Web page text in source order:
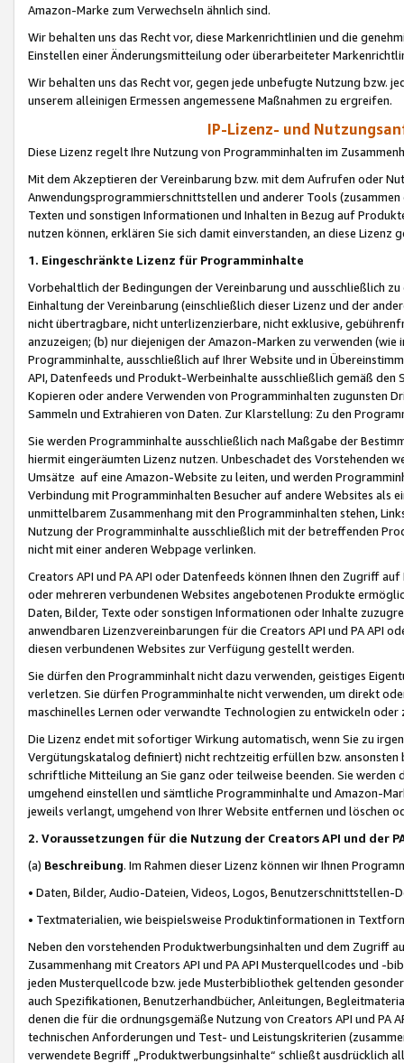
Amazon-Marke zum Verwechseln ähnlich sind.
Wir behalten uns das Recht vor, diese Markenrichtlinien und die
Einstellen einer Änderungsmitteilung oder überarbeiteter
Wir behalten uns das Recht vor, gegen jede unbefugte Nutzung bzw.
unserem alleinigen Ermessen angemessene Maßnahmen zu ergreifen.
IP-Lizenz- und
Diese Lizenz regelt Ihre Nutzung von Programminhalten im
Mit dem Akzeptieren der Vereinbarung bzw. mit dem Aufrufen oder
Anwendungsprogrammierschnittstellen und anderer Tools (zusammen
Texten und sonstigen Informationen und Inhalten in Bezug auf
nutzen können, erklären Sie sich damit einverstanden, an diese Lizenz
1. Eingeschränkte Lizenz für Programminhalte
Vorbehaltlich der Bedingungen der Vereinbarung und ausschließlich
Einhaltung der Vereinbarung (einschließlich dieser Lizenz und der
nicht übertragbare, nicht unterlizenzierbare, nicht exklusive,
anzuzeigen; (b) nur diejenigen der Amazon-Marken zu verwenden
Programminhalte, ausschließlich auf Ihrer Website und in
API, Datenfeeds und Produkt-Werbeinhalte ausschließlich gemäß
Kopieren oder andere Verwenden von Programminhalten zugunsten
Sammeln und Extrahieren von Daten. Zur Klarstellung: Zu den
Sie werden Programminhalte ausschließlich nach Maßgabe der
hiermit eingeräumten Lizenz nutzen. Unbeschadet des Vorstehenden
Umsätze auf eine Amazon-Website zu leiten, und werden
Verbindung mit Programminhalten Besucher auf andere Websites als
unmittelbarem Zusammenhang mit den Programminhalten stehen,
Nutzung der Programminhalte ausschließlich mit der betreffenden
nicht mit einer anderen Webpage verlinken.
Creators API und PA API oder Datenfeeds können Ihnen den Zugriff
oder mehreren verbundenen Websites angebotenen Produkte
Daten, Bilder, Texte oder sonstigen Informationen oder Inhalte
anwendbaren Lizenzvereinbarungen für die Creators API und PA API
diesen verbundenen Websites zur Verfügung gestellt werden.
Sie dürfen den Programminhalt nicht dazu verwenden, geistiges
verletzen. Sie dürfen Programminhalte nicht verwenden, um direkt
maschinelles Lernen oder verwandte Technologien zu entwickeln
Die Lizenz endet mit sofortiger Wirkung automatisch, wenn Sie zu
Vergütungskatalog definiert) nicht rechtzeitig erfüllen bzw. ansonsten
schriftliche Mitteilung an Sie ganz oder teilweise beenden. Sie werden
umgehend einstellen und sämtliche Programminhalte und Amazon-
jeweils verlangt, umgehend von Ihrer Website entfernen und löschen
2. Voraussetzungen für die Nutzung der Creators API und der
(a) Beschreibung. Im Rahmen dieser Lizenz können wir Ihnen
• Daten, Bilder, Audio-Dateien, Videos, Logos, Benutzerschnittstellen-
• Textmaterialien, wie beispielsweise Produktinformationen in
Neben den vorstehenden Produktwerbungsinhalten und dem Zugriff
Zusammenhang mit Creators API und PA API Musterquellcodes und
jeden Musterquellcode bzw. jede Musterbibliothek geltenden
auch Spezifikationen, Benutzerhandbücher, Anleitungen,
denen die für die ordnungsgemäße Nutzung von Creators API und PA
technischen Anforderungen und Test- und Leistungskriterien
verwendete Begriff „Produktwerbungsinhalte“ schließt ausdrücklich